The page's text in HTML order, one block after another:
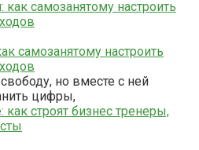
самозанятому настроить
но вместе с ней
цифры,